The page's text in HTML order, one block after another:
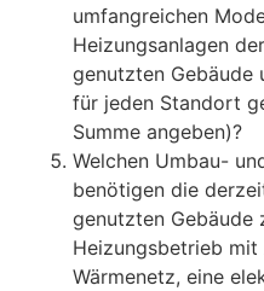
umfangreichen
Heizungsanlagen
genutzten
für jeden Standort
Summe angeben)?
Welchen Umbau-
benötigen die
genutzten Gebäude
Heizungsbetrieb mit
Wärmenetz, eine